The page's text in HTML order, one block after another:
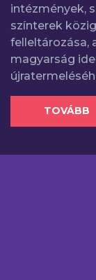
intézmények,
színterek
felleltározása,
magyarság
TOVÁBB